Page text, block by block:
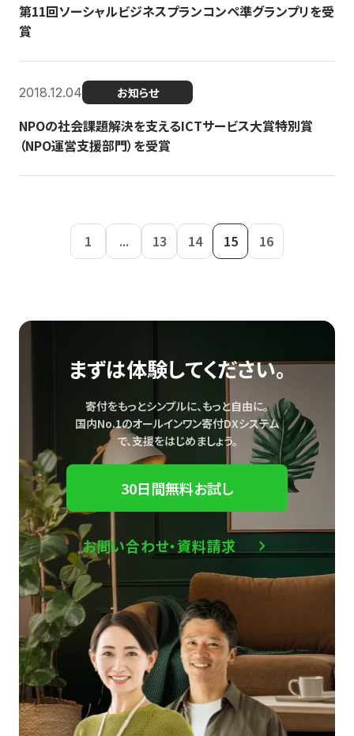
第11回ソーシャルビジネスプランコンペ準グランプリを受
賞
2018.12.04 お知らせ
NPOの社会課題解決を支えるICTサービス大賞特別賞
（NPO運営支援部門）を受賞
1 ... 13 14 15 16
まずは体験してください。
寄付をもっとシンプルに、もっと自由に。
国内No.1のオールインワン寄付DXシステム
で、支援をはじめましょう。
30日間無料お試し
お問い合わせ・資料請求